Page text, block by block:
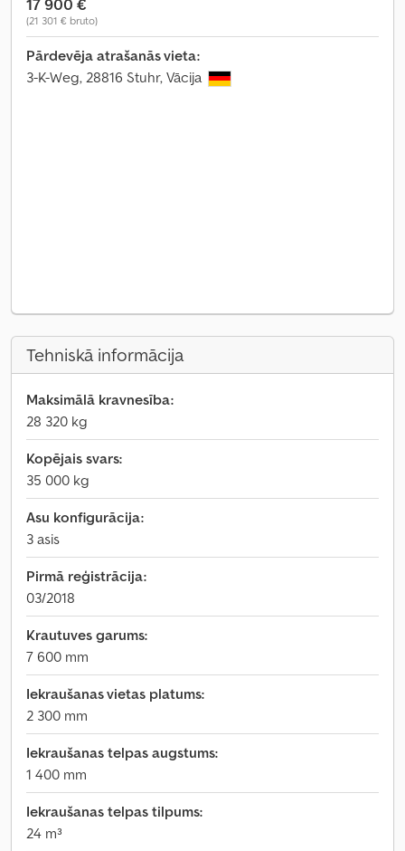
(21 301 € bruto)
Pārdevēja atrašanās vieta:
3-K-Weg, 28816 Stuhr, Vācija
Tehniskā informācija
Maksimālā kravnesība:
28 320 kg
Kopējais svars:
35 000 kg
Asu konfigurācija:
3 asis
Pirmā reģistrācija:
03/2018
Krautuves garums:
7 600 mm
Iekraušanas vietas platums:
2 300 mm
Iekraušanas telpas augstums:
1 400 mm
Iekraušanas telpas tilpums:
24 m³